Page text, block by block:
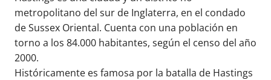
metropolitano del sur de Inglaterra, en el condado
de Sussex Oriental. Cuenta con una población en
torno a los 84.000 habitantes, según el censo del año
2000.
Históricamente es famosa por la batalla de Hastings